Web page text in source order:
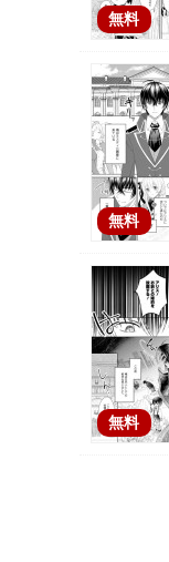
無料
無料
無料